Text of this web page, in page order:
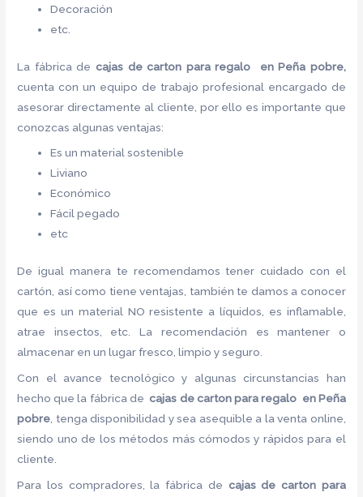
Decoración
etc.
La fábrica de cajas de carton para regalo en Peña pobre,
cuenta con un equipo de trabajo profesional encargado de
asesorar directamente al cliente, por ello es importante que
conozcas algunas ventajas:
Es un material sostenible
Liviano
Económico
Fácil pegado
etc
De igual manera te recomendamos tener cuidado con el
cartón, así como tiene ventajas, también te damos a conocer
que es un material NO resistente a líquidos, es inflamable,
atrae insectos, etc. La recomendación es mantener o
almacenar en un lugar fresco, limpio y seguro.
Con el avance tecnológico y algunas circunstancias han
hecho que la fábrica decajas de carton para regalo en Peña
pobre , tenga disponibilidad y sea asequible a la venta online,
siendo uno de los métodos más cómodos y rápidos para el
cliente.
Para los compradores, la fábrica de cajas de carton para